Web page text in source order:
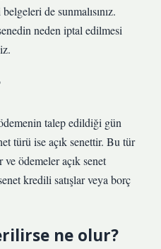
de sunmalısınız.
neden iptal edilmesi
talep edildiği gün
türü ise açık senettir. Bu tür
ödemeler açık senet
kredili satışlar veya borç
ne olur?